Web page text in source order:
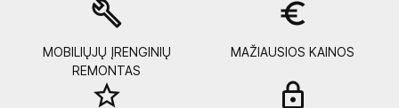
build
MOBILIŲJŲ ĮRENGINIŲ
REMONTAS
euro_symbol
MAŽIAUSIOS KAINOS
star_border